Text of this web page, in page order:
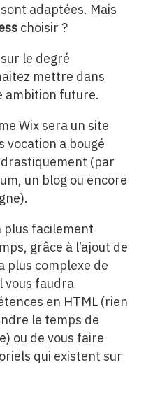
adaptées. Mais
choisir ?
le degré
mettre dans
ambition future.
Wix sera un site
vocation a bougé
(par
un blog ou encore
plus facilement
grâce à l’ajout de
plus complexe de
vous faudra
en HTML (rien
le temps de
ou de vous faire
qui existent sur